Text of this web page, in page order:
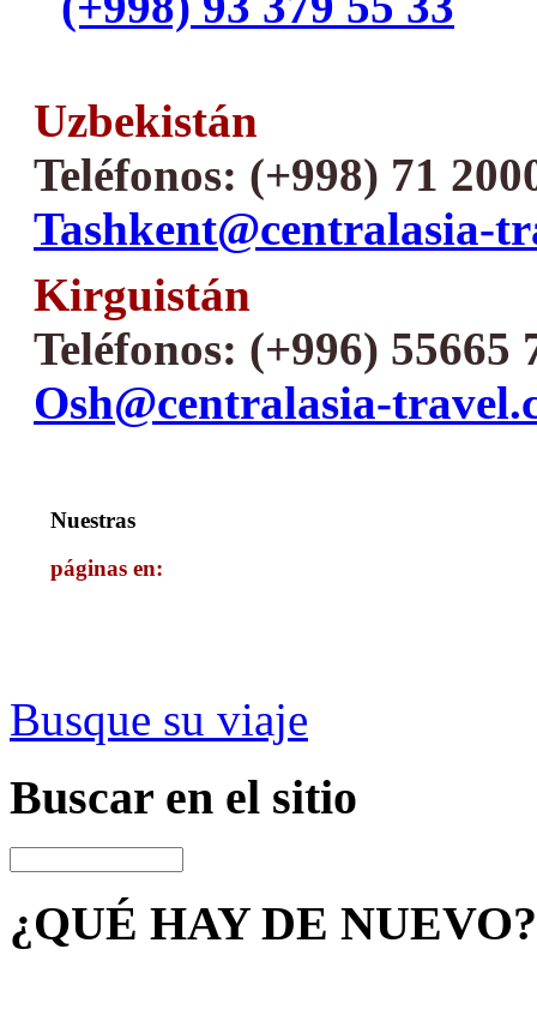
Uzbekistán
Teléfonos: (+998) 71
Tashkent@centralasia-
Kirguistán
Teléfonos: (+996) 55665
Osh@centralasia-
Nuestras
páginas en:
Busque su viaje
Buscar en el sitio
¿QUÉ HAYDE NUEVO?